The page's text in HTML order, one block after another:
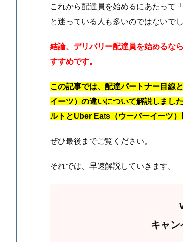
これから配達員を始めるにあたって
と迷っている人も多いのではないでし
結論、デリバリー配達員を始めるな
すすめです。
この記事では、配達パートナー目線
イーツ）の違いについて解説しまし
ルトとUber Eats（ウーバーイーツ）
ぜひ最後までご覧ください。
それでは、早速解説していきます。
キャン